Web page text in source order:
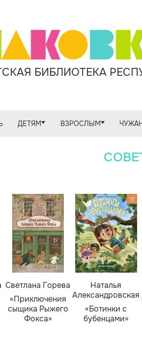
БИБЛИОТЕКА
ДЕТЯМ ВЗРОСЛЫМ
Светлана Горева
«Приключения
сыщика Рыжего
Фокса»
Наталья
Александровская
«Ботинки с
бубенцами»